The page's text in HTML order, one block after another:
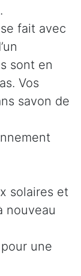
fait avec
sont en
Vos
savon de
solaires et
nouveau
une